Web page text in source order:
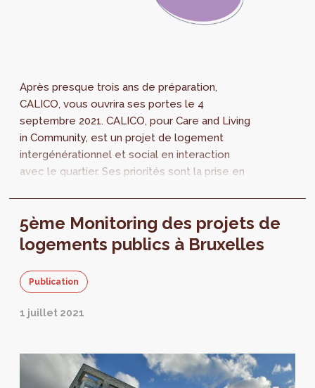
Après presque trois ans de préparation,
CALICO, vous ouvrira ses portes le 4
septembre 2021. CALICO, pour Care and Living
in Community, est un projet de logement
intergénérationnel et social en interaction
avec le quartier. Ses priorités sont la prise en
5ème Monitoring des projets de
logements publics à Bruxelles
Publication
1 juillet 2021